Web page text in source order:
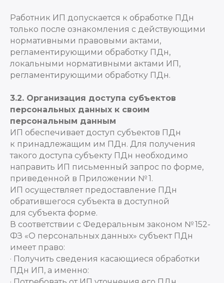
Работник ИП допускается к обработке ПДн
только после ознакомления с действующими
нормативными правовыми актами,
регламентирующими обработку ПДн,
локальными нормативными актами ИП,
регламентирующими обработку ПДн.
3.2. Организация доступа субъектов
персональных данных к своим
персональным данным
ИП обеспечивает доступ субъектов ПДн
к принадлежащим им ПДн. Для получения
такого доступа субъекту ПДн необходимо
направить ИП письменный запрос по форме,
приведенной в Приложении № 1.
ИП осуществляет предоставление ПДн
обратившегося субъекта в доступной
для субъекта форме.
В соответствии с Федеральным законом № 152-
ФЗ «О персональных данных» субъект ПДн
имеет право:
· Получить сведения касающиеся обработки
ПДн ИП, а именно: